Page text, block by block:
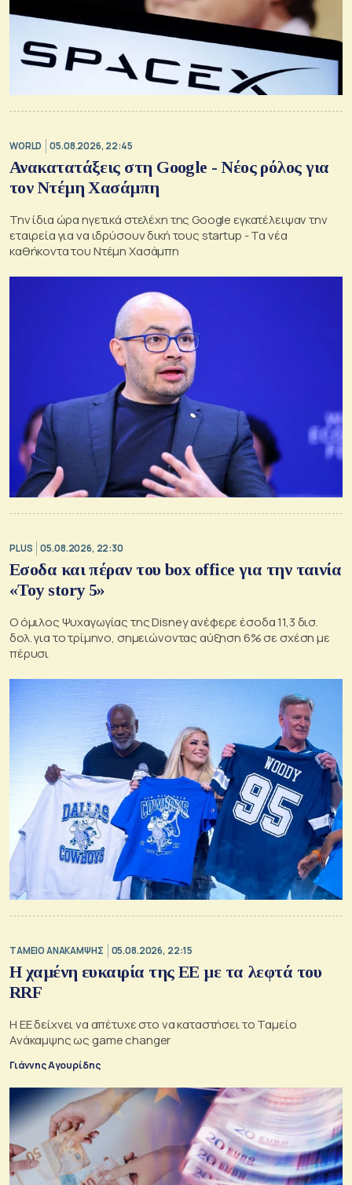
WORLD 05.08.2026, 22:45
Ανακατατάξεις στη Google - Νέος ρόλος για
τον Ντέμη Χασάμπη
Την ίδια ώρα ηγετικά στελέχη της Google εγκατέλειψαν την
εταιρεία για να ιδρύσουν δική τους startup - Τα νέα
καθήκοντα του Ντέμη Χασάμπη
PLUS 05.08.2026, 22:30
Εσοδα και πέραν του box office για την ταινία
«Toy story 5»
Ο όμιλος Ψυχαγωγίας της Disney ανέφερε έσοδα 11,3 δισ.
δολ. για το τρίμηνο, σημειώνοντας αύξηση 6% σε σχέση με
πέρυσι
ΤΑΜΕΙΟ ΑΝΑΚΑΜΨΗΣ 05.08.2026, 22:15
Η χαμένη ευκαιρία της ΕΕ με τα λεφτά του
RRF
Η ΕΕ δείχνει να απέτυχε στο να καταστήσει το Ταμείο
Ανάκαμψης ως game changer
Γιάννης Αγουρίδης